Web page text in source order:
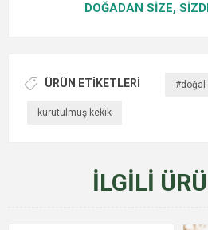
DOĞADAN SİZE,
ÜRÜN ETIKETLERI #doğal
kurutulmuş kekik
İLGILI